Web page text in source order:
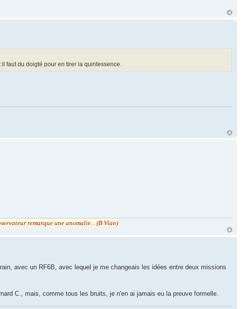
faut du doigté pour en tirer la quintessence.
remarque une anomalie... (B Vian)
avec un RF6B, avec lequel je me changeais les idées entre deux missions
C., mais, comme tous les bruits, je n'en ai jamais eu la preuve formelle.